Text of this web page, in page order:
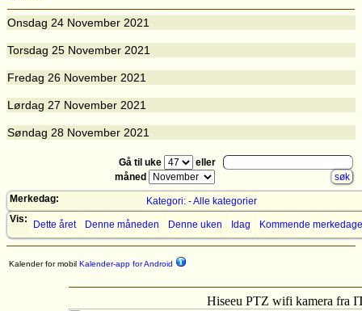
Onsdag 24 November 2021
Torsdag 25 November 2021
Fredag 26 November 2021
Lørdag 27 November 2021
Søndag 28 November 2021
Gå til uke
eller
måned
Merkedag:
Kategori: - Alle kategorier
Vis:
Dette året Denne måneden Denne uken Idag Kommende
Kalender for mobil Kalender-app for Android
Hiseeu PTZ wifi kamera fra